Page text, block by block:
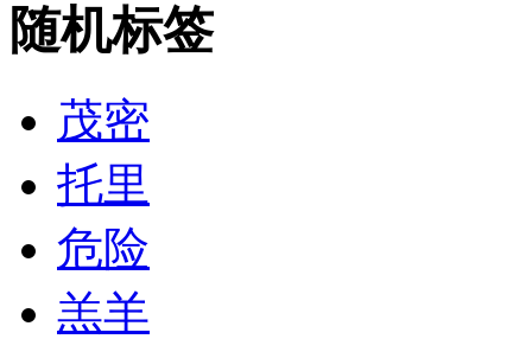
随机标签
茂密
托里
危险
羔羊